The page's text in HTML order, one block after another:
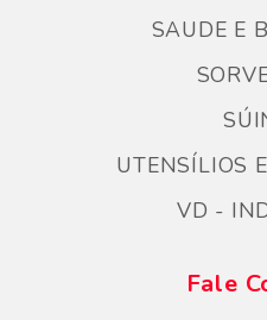
SAUDE E
UTENSÍLIOS
VD -
Fale